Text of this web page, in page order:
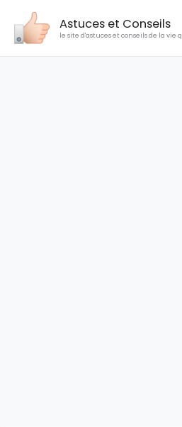
contenu
Astuces et Conseils
le site d'astuces et conseils de la vie